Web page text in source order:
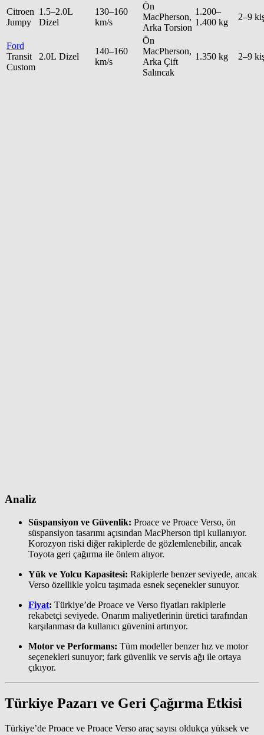
Citroen
Jumpy
1.5–2.0L
Dizel
130–160
km/s
Ön
MacPherson,
Arka Torsion
1.200–
1.400 kg
2–9
Ford
Transit
Custom
2.0L Dizel
140–160
km/s
Ön
MacPherson,
Arka Çift
Salıncak
1.350 kg 2–9
Analiz
Süspansiyon ve Güvenlik: Proace ve Proace Verso, ön
süspansiyon tasarımı açısından MacPherson tipi kullanıyor.
Korozyon riski diğer rakiplerde de gözlemlenebilir, ancak
Toyota geri çağırma ile önlem alıyor.
Yük ve Yolcu Kapasitesi: Rakiplerle benzer seviyede, ancak
Verso özellikle yolcu taşımada esnek seçenekler sunuyor.
Fiyat: Türkiye’de Proace ve Verso fiyatları rakiplerle
rekabetçi seviyede. Onarım maliyetlerinin üretici tarafından
karşılanması da kullanıcı güvenini artırıyor.
Motor ve Performans: Tüm modeller benzer hız ve motor
seçenekleri sunuyor; fark güvenlik ve servis ağı ile ortaya
çıkıyor.
Türkiye Pazarı ve Geri Çağırma Etkisi
Türkiye’de Proace ve Proace Verso araç sayısı oldukça yüksek ve